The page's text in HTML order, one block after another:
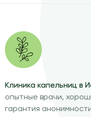
Клиника капельниц в
опытные врачи,
гарантия